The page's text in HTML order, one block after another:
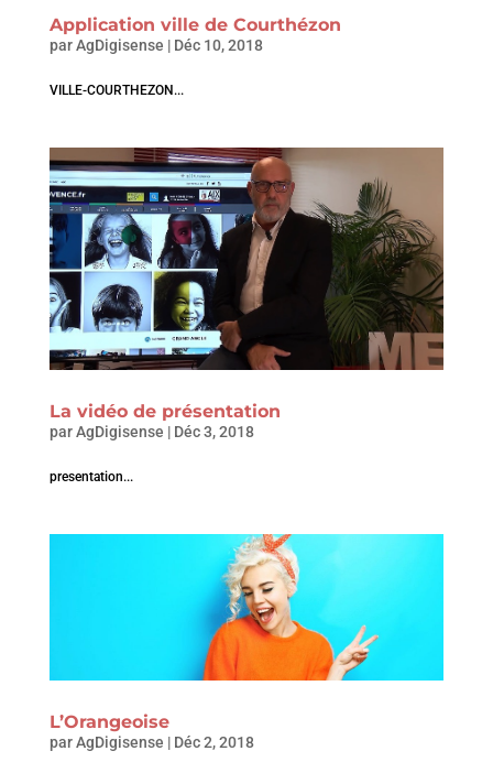
Application ville de Courthézon
parAgDigisense | Déc 10, 2018
VILLE-COURTHEZON...
La vidéo de présentation
parAgDigisense | Déc 3, 2018
presentation...
L’Orangeoise
parAgDigisense | Déc 2, 2018